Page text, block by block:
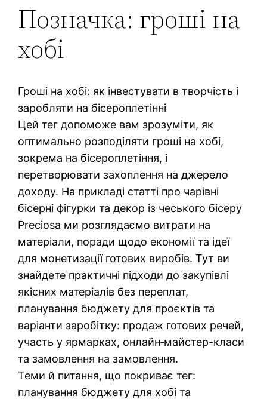
Позначка: гроші на
хобі
Гроші на хобі: як інвестувати в творчість і
заробляти на бісероплетінні
Цей тег допоможе вам зрозуміти, як
оптимально розподіляти гроші на хобі,
зокрема на бісероплетіння, і
перетворювати захоплення на джерело
доходу. На прикладі статті про чарівні
бісерні фігурки та декор із чеського бісеру
Preciosa ми розглядаємо витрати на
матеріали, поради щодо економії та ідеї
для монетизації готових виробів. Тут ви
знайдете практичні підходи до закупівлі
якісних матеріалів без переплат,
планування бюджету для проєктів та
варіанти заробітку: продаж готових речей,
участь у ярмарках, онлайн‑майстер-класи
та замовлення на замовлення.
Теми й питання, що покриває тег:
планування бюджету для хобі та